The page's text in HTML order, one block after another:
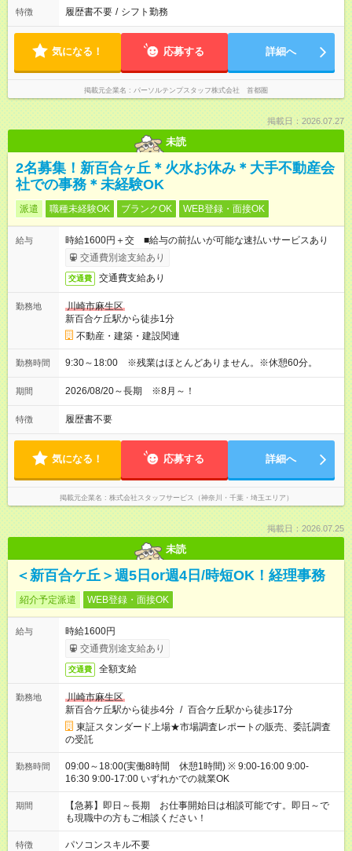
特徴 履歴書不要 / シフト勤務
気になる！ 応募する 詳細へ
掲載元企業名 パーソルテンプスタッフ株式会社 首都圏
掲載日：2026.07.27
未読
2名募集！新百合ヶ丘＊火水お休み＊大手不動産会
社での事務＊未経験OK
派遣 職種未経験OK ブランクOK WEB登録・面接OK
給与
時給1600円＋交 ■給与の前払いが可能な速払いサービスあり
交通費別途支給あり
交通費 交通費支給あり
勤務地
川崎市麻生区
新百合ケ丘駅から徒歩1分
不動産・建築・建設関連
勤務時間 9:30～18:00 ※残業はほとんどありません。※休憩60分。
期間 2026/08/20～長期 ※8月～！
特徴 履歴書不要
気になる！ 応募する 詳細へ
掲載元企業名 株式会社スタッフサービス（神奈川・千葉・埼玉エリア）
掲載日：2026.07.25
未読
＜新百合ケ丘＞週5日or週4日/時短OK！経理事務
紹介予定派遣 WEB登録・面接OK
給与
時給1600円
交通費別途支給あり
交通費 全額支給
勤務地
川崎市麻生区
新百合ケ丘駅から徒歩4分 / 百合ケ丘駅から徒歩17分
東証スタンダード上場★市場調査レポートの販売、委託調査
の受託
勤務時間
09:00～18:00(実働8時間 休憩1時間) ※ 9:00-16:00 9:00-
16:30 9:00-17:00 いずれかでの就業OK
期間
【急募】即日～長期 お仕事開始日は相談可能です。即日～で
も現職中の方もご相談ください！
特徴 パソコンスキル不要